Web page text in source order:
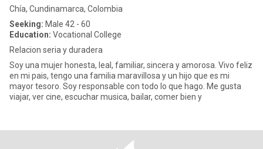
Chía, Cundinamarca, Colombia
Seeking: Male 42 - 60
Education: Vocational College
Relacion seria y duradera
Soy una mujer honesta, leal, familiar, sincera y amorosa. Vivo feliz
en mi pais, tengo una familia maravillosa y un hijo que es mi
mayor tesoro. Soy responsable con todo lo que hago. Me gusta
viajar, ver cine, escuchar musica, bailar, comer bien y